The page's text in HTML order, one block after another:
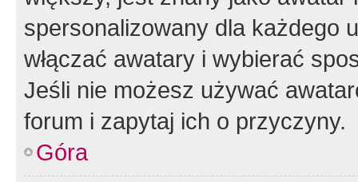
spersonalizowany dla każdego
włączać awatary i wybierać
Jeśli nie możesz używać
forum i zapytaj ich o przyczyny.
Góra